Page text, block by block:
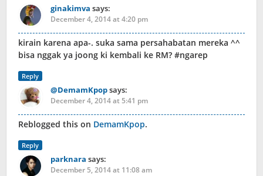
ginakimva says:
December 4, 2014 at 4:20 pm
kirain karena apa-. suka sama persahabatan mereka ^^
bisa nggak ya joong ki kembali ke RM? #ngarep
Reply
@DemamKpopsays:
December 4, 2014 at 5:41 pm
Reblogged this on DemamKpop.
Reply
parknara says:
December 5, 2014 at 11:08 am